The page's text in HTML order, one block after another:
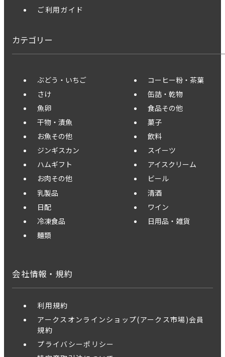
ご利用ガイド
カテゴリー
ぶどう・いちご
さけ
魚卵
干物・漬魚
お魚その他
ジンギスカン
ハムギフト
お肉その他
乳製品
日配
冷凍食品
麺類
コーヒー粉・茶葉
缶詰・乾物
食品その他
菓子
飲料
スイーツ
アイスクリーム
ビール
清酒
ワイン
日用品・雑貨
会社情報・規約
利用規約
アークスオンラインショップ(アークス市場)会員
規約
プライバシーポリシー